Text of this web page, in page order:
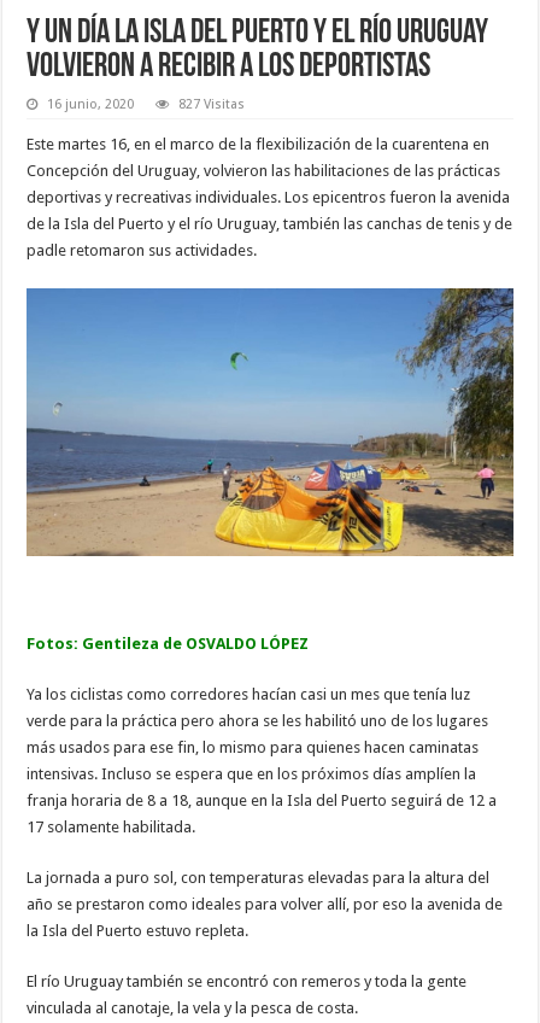
Y un día la Isla del Puerto y el río Uruguay
volvieron a recibir a los deportistas
16 junio, 2020 827 Visitas
Este martes 16, en el marco de la flexibilización de la cuarentena en
Concepción del Uruguay, volvieron las habilitaciones de las prácticas
deportivas y recreativas individuales. Los epicentros fueron la avenida
de la Isla del Puerto y el río Uruguay, también las canchas de tenis y de
padle retomaron sus actividades.
Fotos: Gentileza de OSVALDO LÓPEZ
Ya los ciclistas como corredores hacían casi un mes que tenía luz
verde para la práctica pero ahora se les habilitó uno de los lugares
más usados para ese fin, lo mismo para quienes hacen caminatas
intensivas. Incluso se espera que en los próximos días amplíen la
franja horaria de 8 a 18, aunque en la Isla del Puerto seguirá de 12 a
17 solamente habilitada.
La jornada a puro sol, con temperaturas elevadas para la altura del
año se prestaron como ideales para volver allí, por eso la avenida de
la Isla del Puerto estuvo repleta.
El río Uruguay también se encontró con remeros y toda la gente
vinculada al canotaje, la vela y la pesca de costa.